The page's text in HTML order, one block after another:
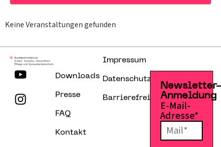
Keine Veranstaltungen gefunden
Downloads
Presse
FAQ
Kontakt
Impressum
Datenschutzerklärung
Barrierefreiheitserklärung
Anmeldung
E-Mail-
Adresse*